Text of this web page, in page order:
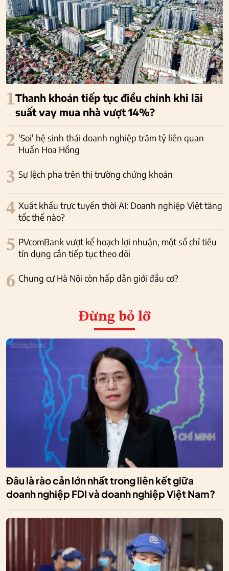
1Thanh khoản tiếp tục điều chỉnh khi lãi
suất vay mua nhà vượt 14%?
2 'Soi' hệ sinh thái doanh nghiệp trăm tỷ liên quan
Huấn Hoa Hồng
3 Sự lệch pha trên thị trường chứng khoán
4 Xuất khẩu trực tuyến thời AI: Doanh nghiệp Việt tăng
tốc thế nào?
5 PVcomBank vượt kế hoạch lợi nhuận, một số chỉ tiêu
tín dụng cần tiếp tục theo dõi
6 Chung cư Hà Nội còn hấp dẫn giới đầu cơ?
Đừng bỏ lỡ
Đâu là rào cản lớn nhất trong liên kết giữa
doanh nghiệp FDI và doanh nghiệp Việt Nam?